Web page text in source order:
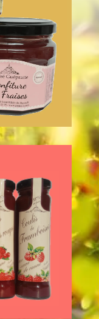
ni
sans
Ils
et de